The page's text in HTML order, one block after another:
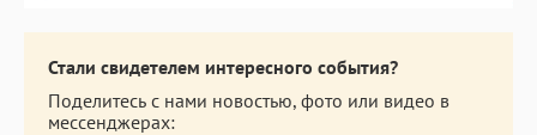
Стали свидетелем интересного события?
Поделитесь с нами новостью, фото или видео в
мессенджерах: